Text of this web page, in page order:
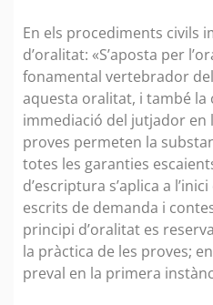
En els procediments civils
d’oralitat: «S’aposta per
fonamental vertebrador
aquesta oralitat, i també la
immediació del jutjador en
proves permeten la
totes les garanties
d’escriptura s’aplica a
escrits de demanda i
principi d’oralitat es
la pràctica de les proves;
preval en la primera